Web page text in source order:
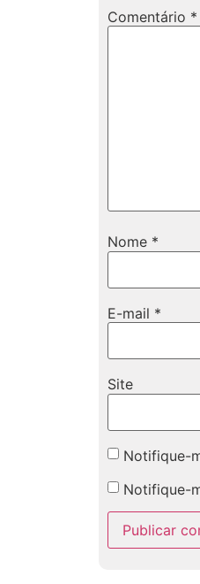
Comentário *
Nome *
E-mail *
Site
Notifique-
Notifique-